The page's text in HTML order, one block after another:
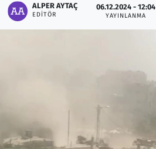
ALPER AYTAÇ
EDITÖR
06.12.2024 - 12:04
YAYINLANMA
Oyun